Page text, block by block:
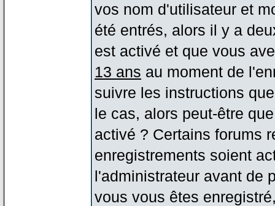
vos nom d'utilisateur et
été entrés, alors il y a
est activé et que vous
13 ans au moment de
suivre les instructions
le cas, alors peut-être
activé ? Certains forums
enregistrements soient
l'administrateur avant de
vous vous êtes